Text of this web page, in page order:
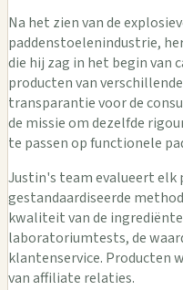
Na het zien van de
paddenstoelenindustrie,
die hij zag in het begin van
producten van
transparantie voor de
de missie om dezelfde
te passen op functionele
Justin's team evalueert elk
gestandaardiseerde
kwaliteit van de
laboratoriumtests, de
klantenservice. Producten
van affiliate relaties.